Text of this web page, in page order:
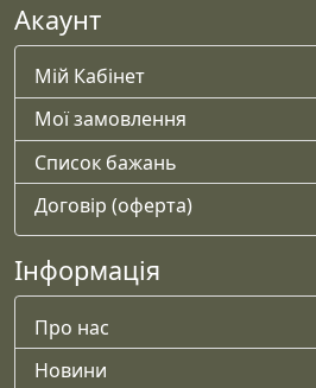
Акаунт
Мій Кабінет
Мої замовлення
Список бажань
Договір (оферта)
Інформація
Про нас
Новини